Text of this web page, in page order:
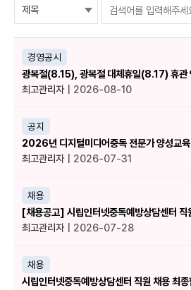
경영공시
광복절(8.15), 광복절 대체휴일(8.17) 휴관
최고관리자 | 2026-08-10
공지
최고관리자 | 2026-07-31
채용
[채용공고] 시립인터넷중독예방상담센터 직
최고관리자 | 2026-07-28
채용
시립인터넷중독예방상담센터 직원 채용 최